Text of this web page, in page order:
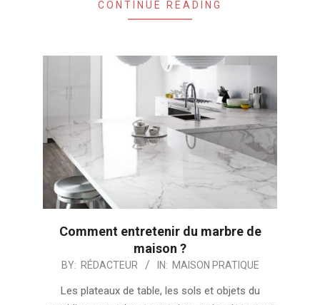
CONTINUE READING
Comment entretenir du marbre de
maison ?
2024-BY: RÉDACTEUR IN: MAISON PRATIQUE
Les plateaux de table, les sols et objets du